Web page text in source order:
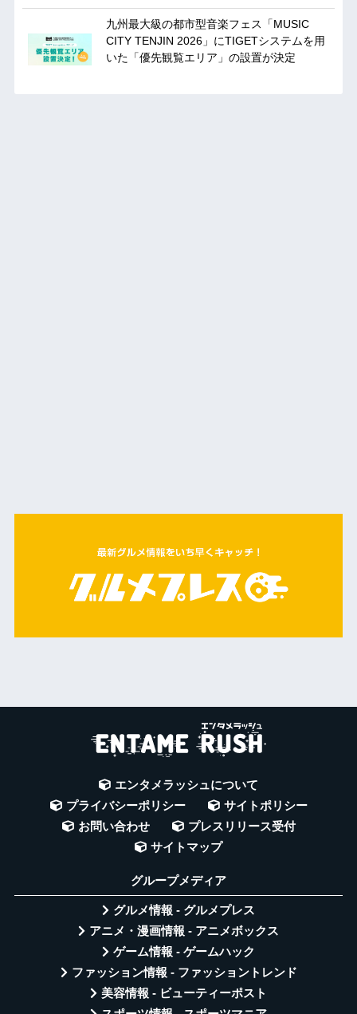
九州最大級の都市型音楽フェス「MUSIC
CITY TENJIN 2026」にTIGETシステムを用
いた「優先観覧エリア」の設置が決定
エンタメラッシュについて
プライバシーポリシー
サイトポリシー
お問い合わせ
プレスリリース受付
サイトマップ
グループメディア
グルメ情報 - グルメプレス
アニメ・漫画情報 - アニメボックス
ゲーム情報 - ゲームハック
ファッション情報 - ファッショントレンド
美容情報 - ビューティーポスト